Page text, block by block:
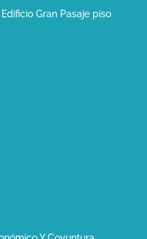
Gran Pasaje piso